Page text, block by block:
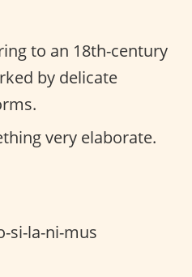
to an 18th-century
by delicate
very elaborate.
si-la-ni-mus